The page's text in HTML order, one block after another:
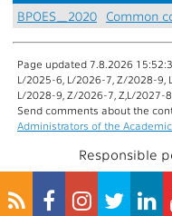
BPOES_2020
Common
Page updated 7.8.2026
L/2025-6, L/2026-7, Z/2028-9,
L/2028-9, Z/2026-7, Z,L/2027-8,
Send comments about the
Administrators of the
Responsible